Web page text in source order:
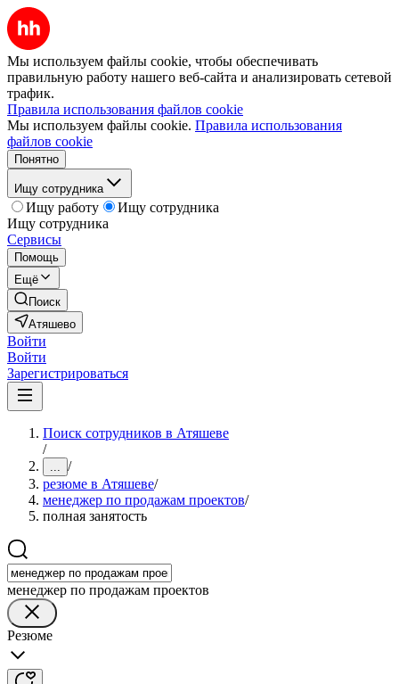
Мы используем файлы cookie, чтобы обеспечивать
правильную работу нашего веб-сайта и анализировать сетевой
трафик.
Правила использования файлов cookie
Мы используем файлы cookie. Правила использования
файлов cookie
Понятно
Ищу сотрудника
Ищу работу
Ищу сотрудника
Ищу сотрудника
Сервисы
Помощь
Ещё
Поиск
Атяшево
Войти
Войти
Зарегистрироваться
Поиск сотрудников в Атяшеве
/
... /
резюме в Атяшеве/
менеджер по продажам проектов/
полная занятость
менеджер по продажам проектов
Резюме